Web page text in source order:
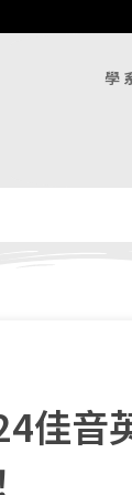
學
佳